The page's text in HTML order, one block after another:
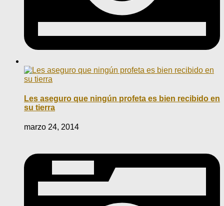
Les aseguro que ningún profeta es bien recibido en
su tierra
marzo 24, 2014